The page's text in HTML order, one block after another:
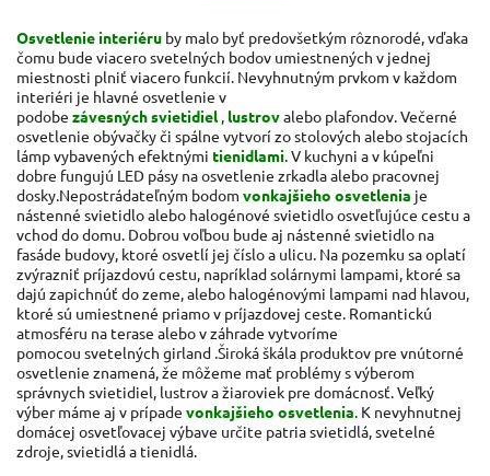
Osvetlenie interiéru by malo byť predovšetkým rôznorodé, vďaka
čomu bude viacero svetelných bodov umiestnených v jednej
miestnosti plniť viacero funkcií. Nevyhnutným prvkom v každom
interiéri je hlavné osvetlenie v
podobe závesnýchsvietidiel, lustrovalebo plafondov. Večerné
osvetlenie obývačky či spálne vytvorí zo stolových alebo stojacích
lámp vybavených efektnými tienidlami. V kuchyni a v kúpeľni
dobre fungujú LED pásy na osvetlenie zrkadla alebo pracovnej
dosky.Nepostrádateľným bodom vonkajšieho osvetlenia je
nástenné svietidlo alebo halogénové svietidlo osvetľujúce cestu a
vchod do domu. Dobrou voľbou bude aj nástenné svietidlo na
fasáde budovy, ktoré osvetlí jej číslo a ulicu. Na pozemku sa oplatí
zvýrazniť príjazdovú cestu, napríklad solárnymi lampami, ktoré sa
dajú zapichnúť do zeme, alebo halogénovými lampami nad hlavou,
ktoré sú umiestnené priamo v príjazdovej ceste. Romantickú
atmosféru na terase alebo v záhrade vytvoríme
pomocou svetelných girland .Široká škála produktov pre vnútorné
osvetlenie znamená, že môžeme mať problémy s výberom
správnych svietidiel, lustrov a žiaroviek pre domácnosť. Veľký
výber máme aj v prípade vonkajšieho osvetlenia. K nevyhnutnej
domácej osvetľovacej výbave určite patria svietidlá, svetelné
zdroje, svietidlá a tienidlá.